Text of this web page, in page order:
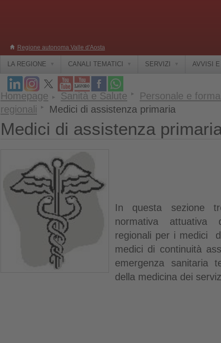
Regione autonoma Valle d'Aosta
LA REGIONE CANALI TEMATICI SERVIZI AVVISI
Homepage Sanità e Salute
Personale e
regionali
Medici di assistenza primaria
Medici di assistenza
In questa sezione
normativa attuativa
regionali per i medici
medici di continuità
emergenza sanitaria
della medicina dei